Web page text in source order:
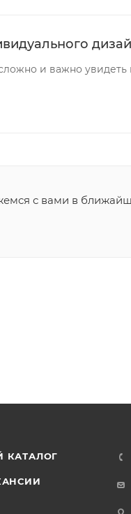
и важно увидеть
с вами в
КАТАЛОГ